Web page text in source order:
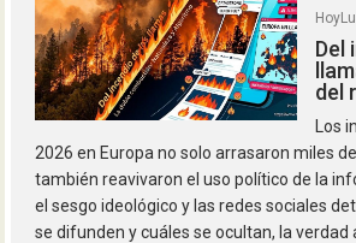
Del
del
Los
2026 en Europa no solo arrasaron miles
también reavivaron el uso político de la
el sesgo ideológico y las redes sociales
se difunden y cuáles se ocultan, la verdad